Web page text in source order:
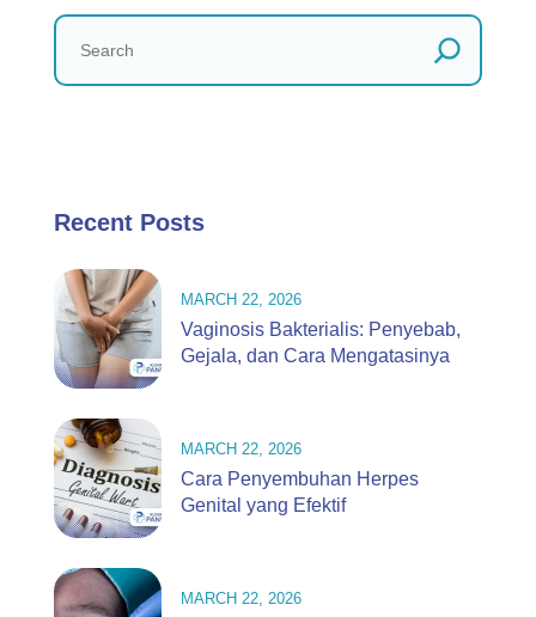
Recent Posts
MARCH 22, 2026
Vaginosis Bakterialis: Penyebab,
Gejala, dan Cara Mengatasinya
MARCH 22, 2026
Cara Penyembuhan Herpes
Genital yang Efektif
MARCH 22, 2026